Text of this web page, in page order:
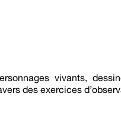
vivants,
des exercices